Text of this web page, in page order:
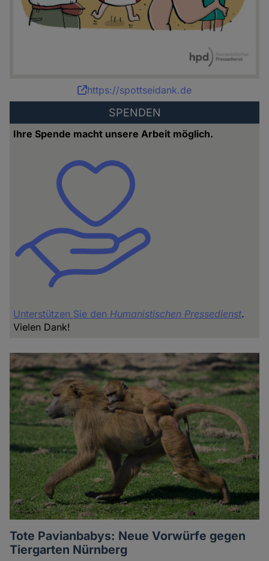
Bettina
https://spottseidank.de
SPENDEN
Ihre Spende macht unsere Arbeit möglich.
Unterstützen Sie den Humanistischen Pressedienst.
Vielen Dank!
Tote Pavianbabys: Neue Vorwürfe gegen
Tiergarten Nürnberg